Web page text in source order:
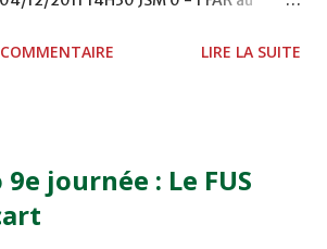
EL JADIDA 16h30 OCK 0 - 1 HUSA
WAF - OCS au COMPLEXE SPORTIF
- MAS Reporté pour cause de finale de la
LIRE LA SUITE
journée : Le FUS